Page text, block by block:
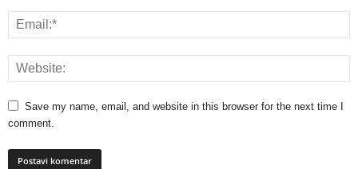
Save my name, email, and website in this browser for the next time I
comment.